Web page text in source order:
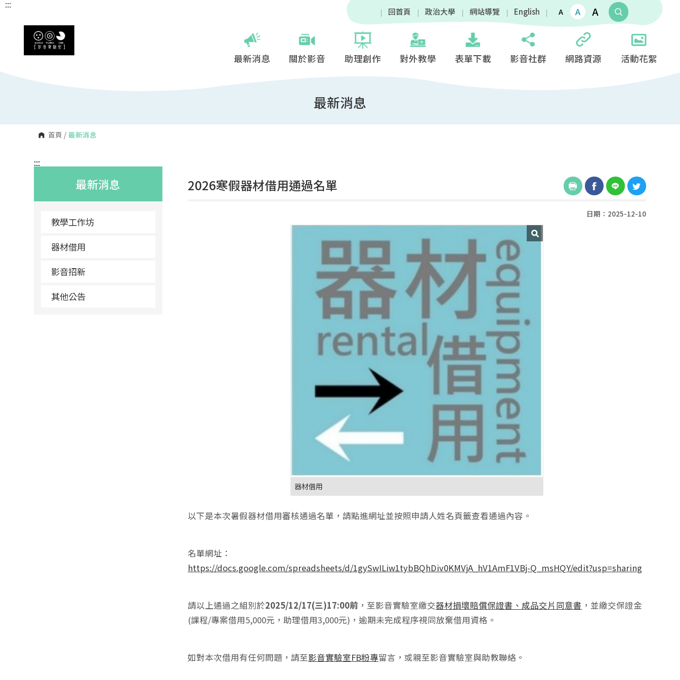
跳
:::
回首頁 政治大學 網站導覽 English A A A
最新消息 關於影音 助理創作 對外教學 表單下載 影音社群 網路資源 活動花絮
最新消息
首頁 / 最新消息
:::
最新消息
教學工作坊
器材借用
影音招新
其他公告
:::
2026寒假器材借用通過名單
日期：2025-12-10
器材借用
以下是本次暑假器材借用審核通過名單，請點進網址並按照申請人姓名頁籤查看通過內容。
名單網址：
https://docs.google.com/spreadsheets/d/1gySwILiw1tybBQhDiv0KMVjA_hV1AmF1VBj-Q_msHQY/edit?usp=sharing
請以上通過之組別於2025/12/17(三)17:00前 ，至影音實驗室繳交器材損壞賠償保證書、成品交片同意書 ，並繳交保證金
(課程/專案借用5,000元，助理借用3,000元)，逾期未完成程序視同放棄借用資格。
如對本次借用有任何問題，請至影音實驗室FB粉專留言，或親至影音實驗室與助教聯絡。